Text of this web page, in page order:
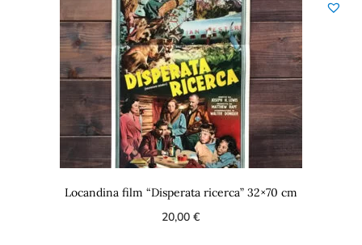
Locandina film “Disperata ricerca” 32×70 cm
20,00€